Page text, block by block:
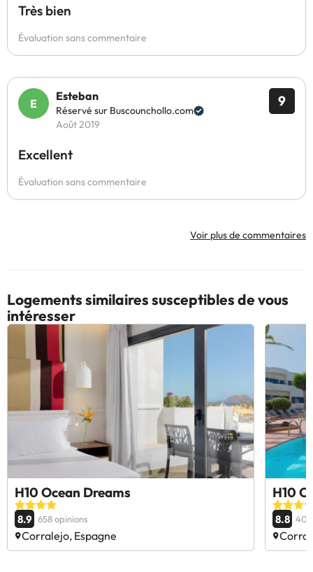
Très bien
Évaluation sans commentaire
9
Esteban
Réservé sur Buscounchollo.com
Août 2019
Excellent
Évaluation sans commentaire
Voir plus de commentaires
Logements similaires susceptibles de vous
intéresser
H10 Ocean Dreams
8.9 658 opinions
Corralejo, Espagne
H10
8.8 405